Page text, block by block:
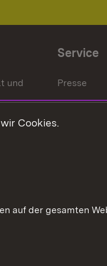
und
Service
Presse
Cookies.
auf der gesamten